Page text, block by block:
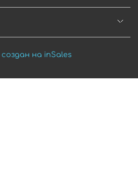
на inSales